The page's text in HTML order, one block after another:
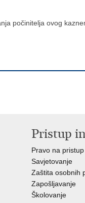
počinitelja ovog
Pristup
Pravo na
Savjetovanje
Zaštita osobnih
Zapošljavanje
Školovanje